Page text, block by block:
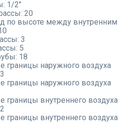
1/2"
20
по высоте между внутренним
3
5
18
границы наружного воздуха
границы наружного воздуха
границы внутреннего воздуха
границы внутреннего воздуха